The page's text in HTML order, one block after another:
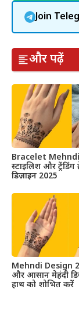
Join
और पढ़ें
Bracelet
स्टाइलिश और ट्रेंडिंग
डिज़ाइन 2025
Mehndi Design
और आसान मेहंदी
हाथ को शोभित करें